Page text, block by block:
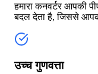
हमारा कनवर्टर आपकी
बदल देता है, जिससे
उच्च गुणवत्ता